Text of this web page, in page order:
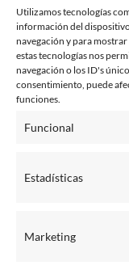
Utilizamos tecnologías
información del
navegación y para
estas tecnologías nos
navegación o los ID's
consentimiento, puede
funciones.
Funcional
Estadísticas
Marketing
enero 2015
octubre 2014
julio 2014
junio 2014
enero 2014
agosto 2013